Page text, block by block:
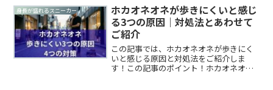
の記事のポイント！VERARUSに実店舗は
なく、...
身長が盛れるスニーカー
ホカオネオネが歩きにくいと感じ
る3つの原因｜対処法とあわせて
ご紹介
この記事では、ホカオネオネが歩きにく
いと感じる原因と対処法をご紹介しま
す！この記事のポイント！ホカオネオネ